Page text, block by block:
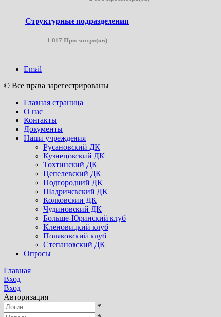
Структурные подразделения
1 817 Просмотра(ов)
Email
© Все права зарегестрированы |
Главная страница
О нас
Контакты
Документы
Наши учреждения
Русановский ДК
Кузнецовский ДК
Тохтинский ДК
Цепелевский ДК
Подгородний ДК
Шадричевский ДК
Колковский ДК
Чудиновский ДК
Больше-Юринский клуб
Кленовицкий клуб
Поляковский клуб
Степановский ДК
Опросы
Главная
Вход
Вход
Авторизация
*